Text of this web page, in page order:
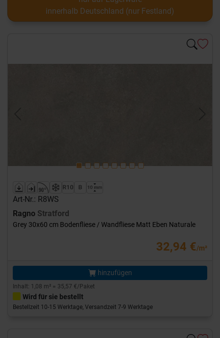
innerhalb Deutschland (nur Festland)
Art-Nr.: R8WS
Ragno Stratford
Grey 30x60 cm Bodenfliese / Wandfliese Matt Eben Naturale
32,94 €/m²
hinzufügen
Inhalt: 1,08 m² = 35,57 €/Paket
Wird für sie bestellt
Bestellzeit 10-15 Werktage, Versandzeit 7-9 Werktage